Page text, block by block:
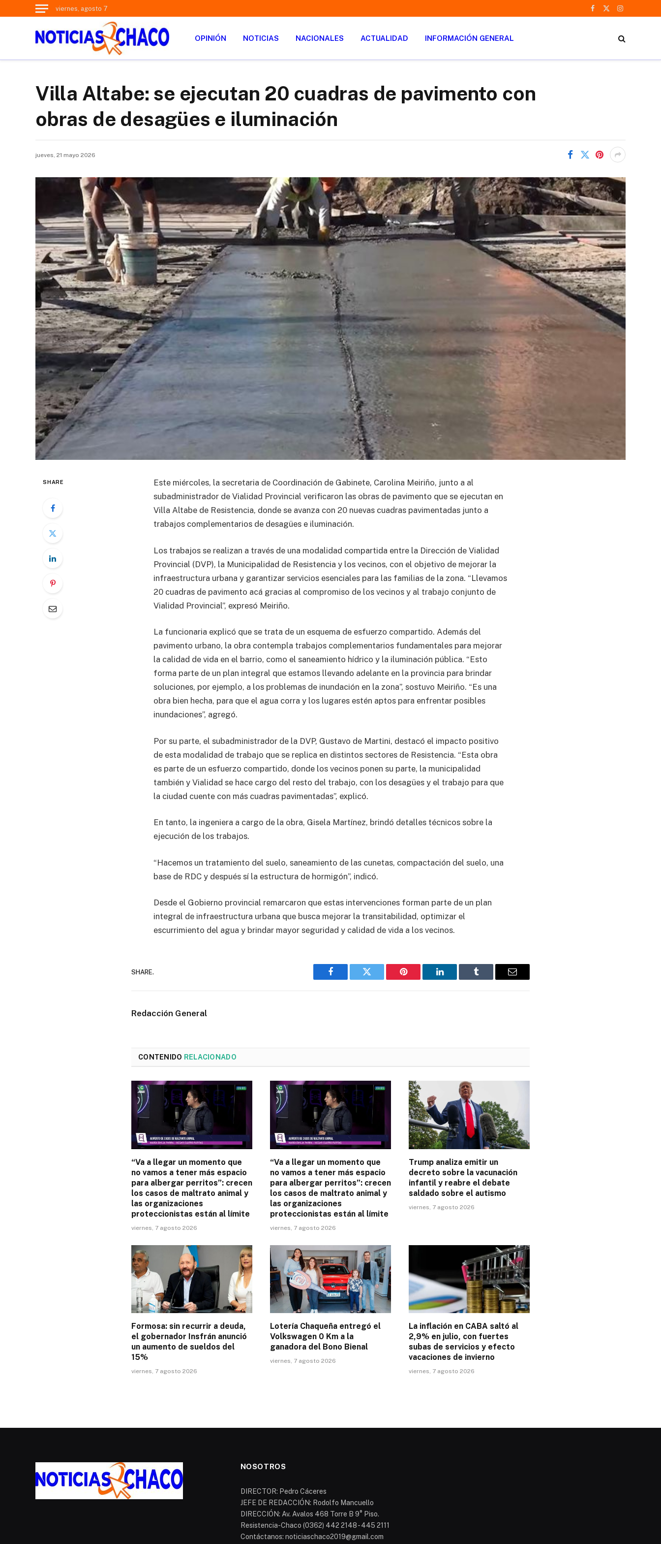
viernes, agosto 7
Facebook
X
Instagram
OPINIÓN NOTICIAS NACIONALES ACTUALIDAD INFORMACIÓN GENERAL
Villa Altabe: se ejecutan 20 cuadras de pavimento con
obras de desagües e iluminación
jueves, 21 mayo 2026
SHARE
Este miércoles, la secretaria de Coordinación de Gabinete, Carolina Meiriño, junto a al
subadministrador de Vialidad Provincial verificaron las obras de pavimento que se ejecutan en
Villa Altabe de Resistencia, donde se avanza con 20 nuevas cuadras pavimentadas junto a
trabajos complementarios de desagües e iluminación.
Los trabajos se realizan a través de una modalidad compartida entre la Dirección de Vialidad
Provincial (DVP), la Municipalidad de Resistencia y los vecinos, con el objetivo de mejorar la
infraestructura urbana y garantizar servicios esenciales para las familias de la zona. “Llevamos
20 cuadras de pavimento acá gracias al compromiso de los vecinos y al trabajo conjunto de
Vialidad Provincial”, expresó Meiriño.
La funcionaria explicó que se trata de un esquema de esfuerzo compartido. Además del
pavimento urbano, la obra contempla trabajos complementarios fundamentales para mejorar
la calidad de vida en el barrio, como el saneamiento hídrico y la iluminación pública. “Esto
forma parte de un plan integral que estamos llevando adelante en la provincia para brindar
soluciones, por ejemplo, a los problemas de inundación en la zona”, sostuvo Meiriño. “Es una
obra bien hecha, para que el agua corra y los lugares estén aptos para enfrentar posibles
inundaciones”, agregó.
Por su parte, el subadministrador de la DVP, Gustavo de Martini, destacó el impacto positivo
de esta modalidad de trabajo que se replica en distintos sectores de Resistencia. “Esta obra
es parte de un esfuerzo compartido, donde los vecinos ponen su parte, la municipalidad
también y Vialidad se hace cargo del resto del trabajo, con los desagües y el trabajo para que
la ciudad cuente con más cuadras pavimentadas”, explicó.
En tanto, la ingeniera a cargo de la obra, Gisela Martínez, brindó detalles técnicos sobre la
ejecución de los trabajos.
“Hacemos un tratamiento del suelo, saneamiento de las cunetas, compactación del suelo, una
base de RDC y después sí la estructura de hormigón”, indicó.
Desde el Gobierno provincial remarcaron que estas intervenciones forman parte de un plan
integral de infraestructura urbana que busca mejorar la transitabilidad, optimizar el
escurrimiento del agua y brindar mayor seguridad y calidad de vida a los vecinos.
SHARE.
Facebook Twitter Pinterest LinkedIn Tumblr Email
Redacción General
CONTENIDO RELACIONADO
“Va a llegar un momento que
no vamos a tener más espacio
para albergar perritos”: crecen
los casos de maltrato animal y
las organizaciones
proteccionistas están al límite
viernes, 7 agosto 2026
“Va a llegar un momento que
no vamos a tener más espacio
para albergar perritos”: crecen
los casos de maltrato animal y
las organizaciones
proteccionistas están al límite
viernes, 7 agosto 2026
Trump analiza emitir un
decreto sobre la vacunación
infantil y reabre el debate
saldado sobre el autismo
viernes, 7 agosto 2026
Formosa: sin recurrir a deuda,
el gobernador Insfrán anunció
un aumento de sueldos del
15%
viernes, 7 agosto 2026
Lotería Chaqueña entregó el
Volkswagen 0 Km a la
ganadora del Bono Bienal
viernes, 7 agosto 2026
La inflación en CABA saltó al
2,9% en julio, con fuertes
subas de servicios y efecto
vacaciones de invierno
viernes, 7 agosto 2026
NOSOTROS
DIRECTOR: Pedro Cáceres
JEFE DE REDACCIÓN: Rodolfo Mancuello
DIRECCIÓN: Av. Avalos 468 Torre B 9° Piso.
Resistencia-Chaco (0362) 442 2148 - 445 2111
Contáctanos: noticiaschaco2019@gmail.com